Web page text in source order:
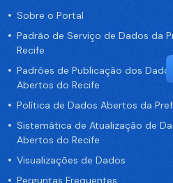
Sobre o Portal
Padrão de Serviço de Dados da
Recife
Padrões de Publicação dos
Abertos do Recife
Política de Dados Abertos da
Sistemática de Atualização de
Abertos do Recife
Visualizações de Dados
Perguntas Frequentes